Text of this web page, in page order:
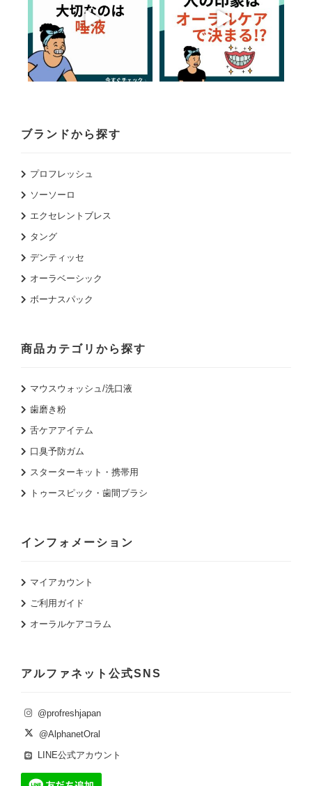
ブランドから探す
プロフレッシュ
ソーソーロ
エクセレントブレス
タング
デンティッセ
オーラベーシック
ボーナスパック
商品カテゴリから探す
マウスウォッシュ/洗口液
歯磨き粉
舌ケアアイテム
口臭予防ガム
スターターキット・携帯用
トゥースピック・歯間ブラシ
インフォメーション
マイアカウント
ご利用ガイド
オーラルケアコラム
アルファネット公式SNS
@profreshjapan
@AlphanetOral
LINE公式アカウント